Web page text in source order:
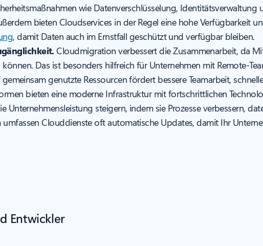
wie Datenverschlüsselung,
bieten Cloudservices in der Regel eine hohe Verfügbarkeit
, damit Daten auch im Ernstfall geschützt und verfügbar bleiben.
Cloudmigration verbessert die Zusammenarbeit, da
Das ist besonders hilfreich für Unternehmen mit Remote-
genutzte Ressourcen fördert bessere Teamarbeit,
bieten eine moderne Infrastruktur mit fortschrittlichen
Unternehmensleistung steigern, indem sie Prozesse verbessern,
Clouddienste oft automatische Updates, damit Ihr
Entwickler